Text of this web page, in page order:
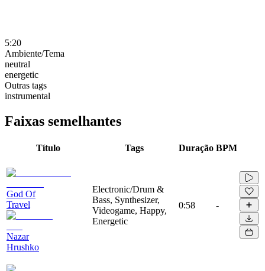
5:20
Ambiente/Tema
neutral
energetic
Outras tags
instrumental
Faixas semelhantes
Título Tags Duração BPM
God Of
Travel
Nazar
Hrushko
Electronic/Drum &
Bass, Synthesizer,
Videogame, Happy,
Energetic
0:58 -